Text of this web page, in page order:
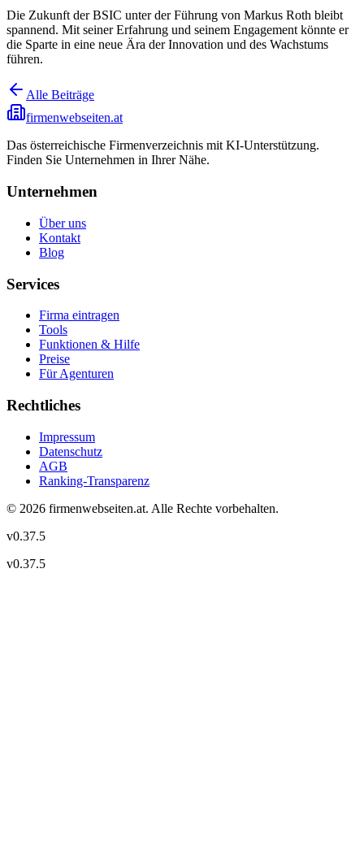
Die Zukunft der BSIC unter der Führung von Markus Roth bleibt
spannend. Mit seiner Erfahrung und seinem Engagement könnte er
die Sparte in eine neue Ära der Innovation und des Wachstums
führen.
Alle Beiträge
firmenwebseiten.at
Das österreichische Firmenverzeichnis mit KI-Unterstützung.
Finden Sie Unternehmen in Ihrer Nähe.
Unternehmen
Über uns
Kontakt
Blog
Services
Firma eintragen
Tools
Funktionen & Hilfe
Preise
Für Agenturen
Rechtliches
Impressum
Datenschutz
AGB
Ranking-Transparenz
© 2026 firmenwebseiten.at. Alle Rechte vorbehalten.
v0.37.5
v0.37.5